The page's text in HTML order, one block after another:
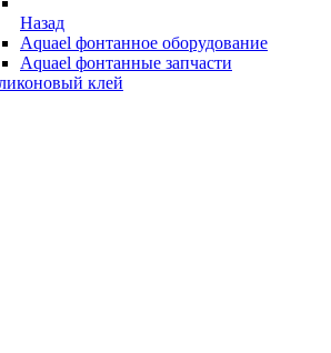
Назад
Aquael фонтанное оборудование
Aquael фонтанные запчасти
клей